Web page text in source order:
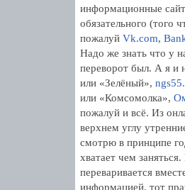
информационные
обязательного (того
пожалуй Vk.com,
Надо же знать что у
переворот был. А я и
или «Зелёный»,
или «Комсомолка»,
пожалуй и всё. Из
верхнем углу
смотрю в принципе
хватает чем
переваривается
информацией, тот